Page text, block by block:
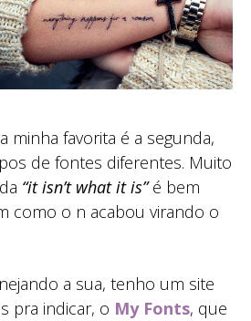
minha favorita é a segunda,
de fontes diferentes. Muito
“it isn’t what it is”é bem
como o n acabou virando o
a sua, tenho um site
pra indicar, o My Fonts, que